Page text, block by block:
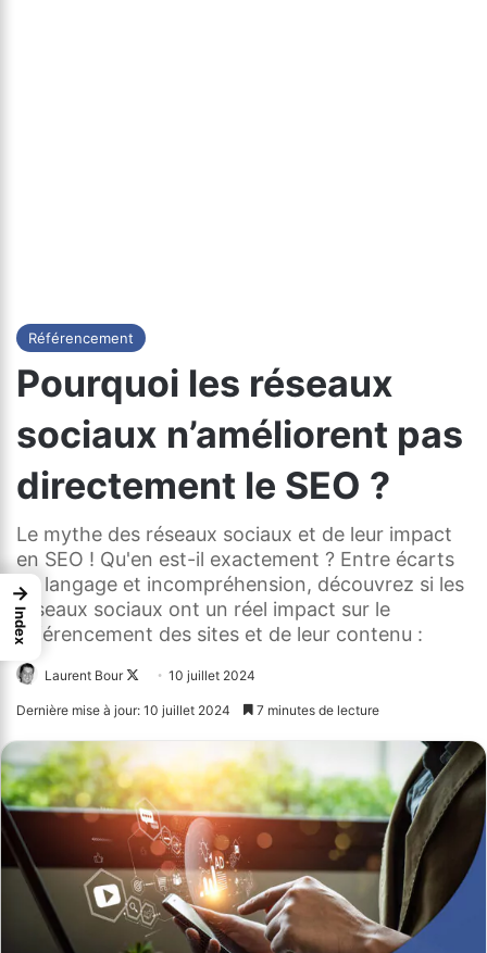
Référencement
Pourquoi les réseaux
sociaux n’améliorent pas
directement le SEO ?
Le mythe des réseaux sociaux et de leur impact
en SEO ! Qu'en est-il exactement ? Entre écarts
de langage et incompréhension, découvrez si les
réseaux sociaux ont un réel impact sur le
référencement des sites et de leur contenu :
Laurent Bour
Follow10 juillet 2024
Dernière mise à jour: 10 juillet 2024 7 minutes de lecture
→
Index